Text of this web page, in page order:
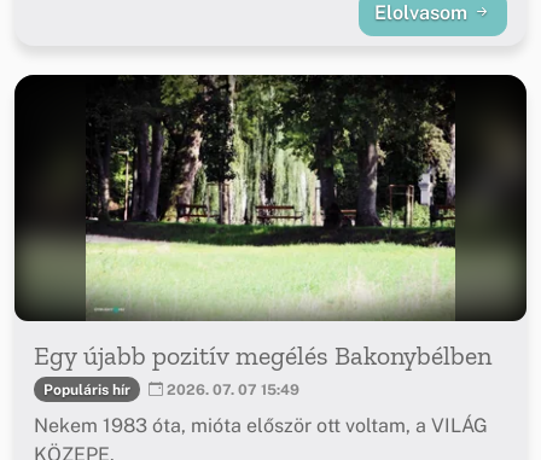
Elolvasom
Egy újabb pozitív megélés Bakonybélben
Populáris hír 2026. 07. 07 15:49
Nekem 1983 óta, mióta először ott voltam, a VILÁG
KÖZEPE.